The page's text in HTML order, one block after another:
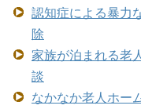
認知症による暴力
除
家族が泊まれる老
談
なかなか老人ホー